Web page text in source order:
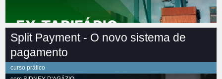
Split Payment - O novo sistema de
pagamento
curso prático